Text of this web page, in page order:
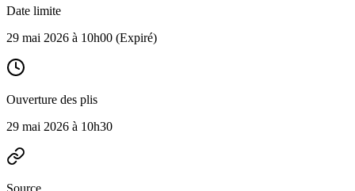
Date limite
29 mai 2026 à 10h00 (Expiré)
Ouverture des plis
29 mai 2026 à 10h30
Source